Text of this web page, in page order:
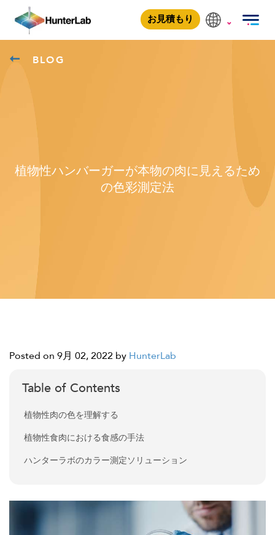
お見積もり
BLOG
植物性ハンバーガーが本物の肉に見えるため
の色彩測定法
Posted on 9月 02, 2022 by HunterLab
Table of Contents
植物性肉の色を理解する
植物性食肉における食感の手法
ハンターラボのカラー測定ソリューション